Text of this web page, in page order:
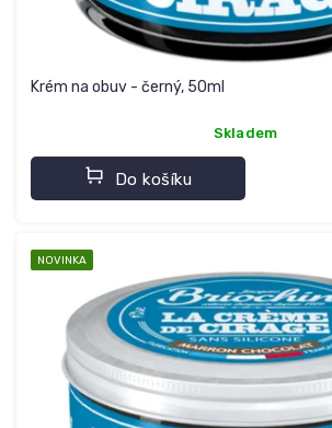
Krém na obuv - černý, 50ml
Skladem
Do košíku
NOVINKA